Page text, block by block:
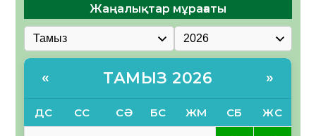
Жаңалықтар мұрағаты
« ТАМЫЗ 2026 »
ДС СС СӘ БС ЖМ СБ ЖС